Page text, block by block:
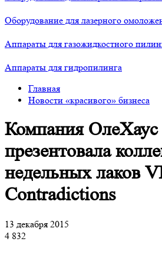
Оборудование для лазерного
Аппараты для газожидкостного
Аппараты для гидропилинга
Главная
Новости «красивого» бизнеса
Компания ОлеХаус
презентовала
недельных лаков
Contradictions
13 декабря 2015
4 832